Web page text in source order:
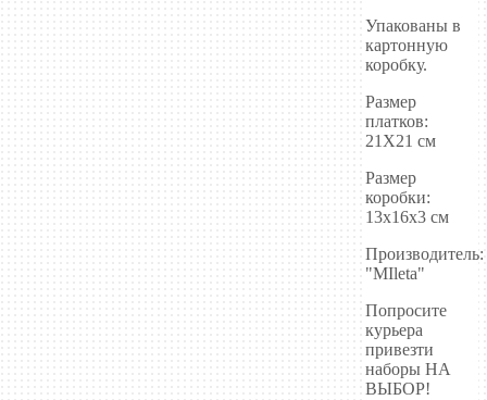
Упакованы в
картонную
коробку.
Размер
платков:
21Х21 см
Размер
коробки:
13х16х3 см
Производитель:
"MIleta"
Попросите
курьера
привезти
наборы НА
ВЫБОР!